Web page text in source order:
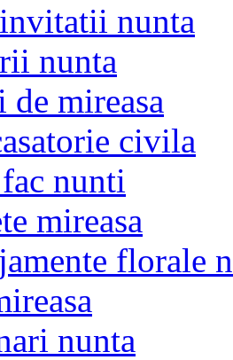
nunta
nunta
de mireasa
civila
nunti
mireasa
florale
nunta